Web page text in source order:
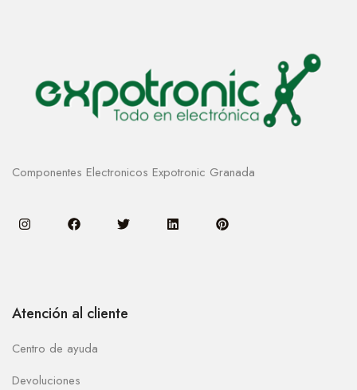
Componentes Electronicos Expotronic Granada
Atención al cliente
Centro de ayuda
Devoluciones